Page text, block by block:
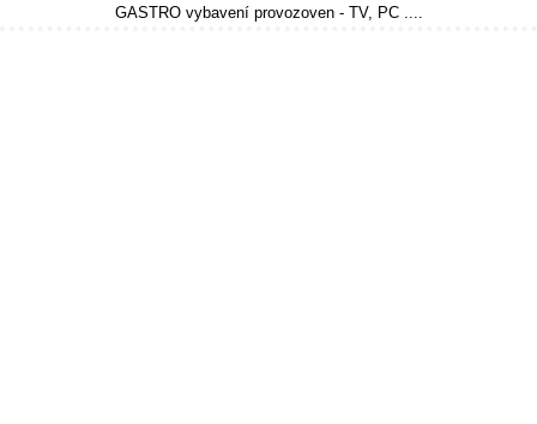
GASTRO vybavení provozoven - TV, PC ....